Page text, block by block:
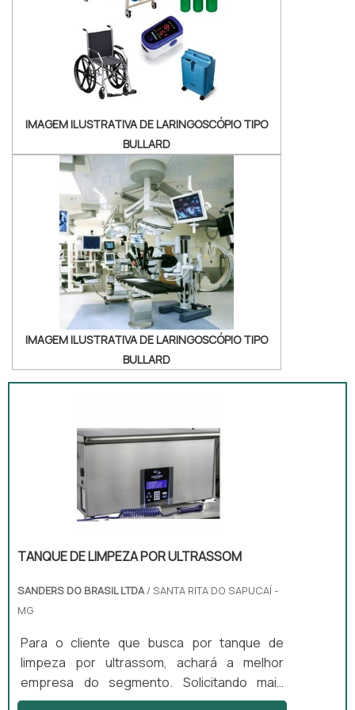
ao formato anatômico de...
IMAGEM ILUSTRATIVA DE LARINGOSCÓPIO TIPO
BULLARD
IMAGEM ILUSTRATIVA DE LARINGOSCÓPIO TIPO
BULLARD
TANQUE DE LIMPEZA POR ULTRASSOM
SANDERS DO BRASIL LTDA/ SANTA RITA DO SAPUCAÍ -
MG
Para o cliente que busca por tanque de
limpeza por ultrassom, achará a melhor
empresa do segmento. Solicitando mais
informações na empresa mais qualificada do